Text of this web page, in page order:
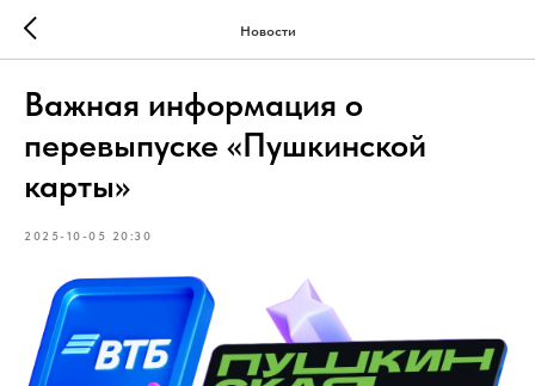
Новости
Важная информация о
перевыпуске «Пушкинской
карты»
2025-10-05 20:30